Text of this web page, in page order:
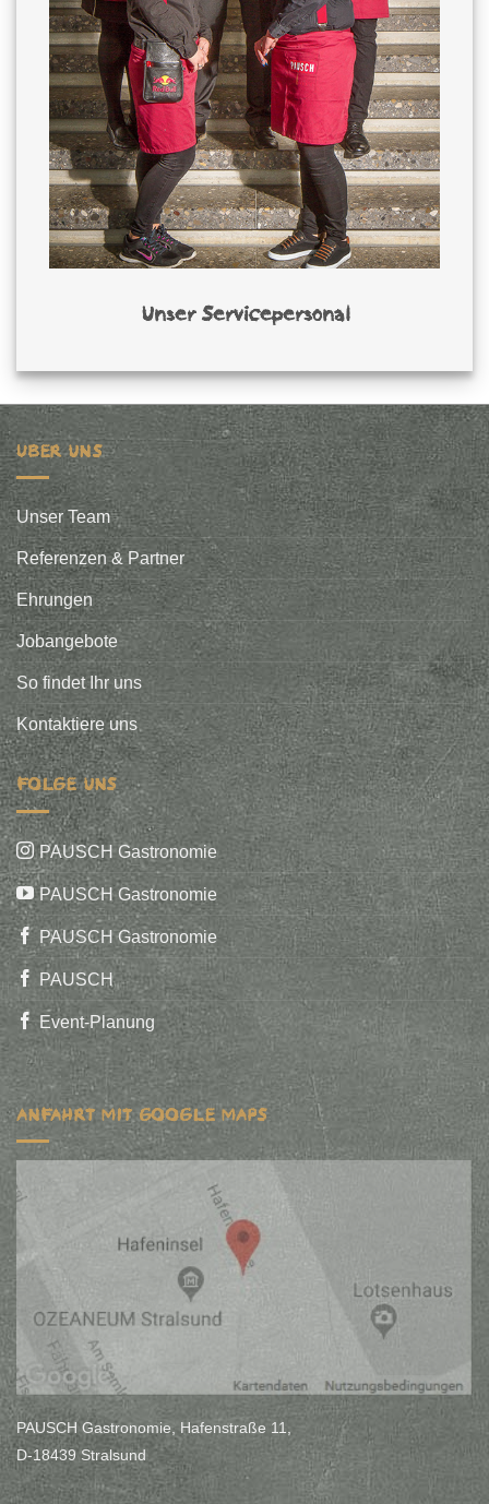
Unser Servicepersonal
ÜBER UNS
Unser Team
Referenzen & Partner
Ehrungen
Jobangebote
So findet Ihr uns
Kontaktiere uns
FOLGE UNS
PAUSCH Gastronomie
PAUSCH Gastronomie
PAUSCH Gastronomie
PAUSCH
Event-Planung
ANFAHRT MIT GOOGLE MAPS
PAUSCH Gastronomie, Hafenstraße 11,
D-18439 Stralsund